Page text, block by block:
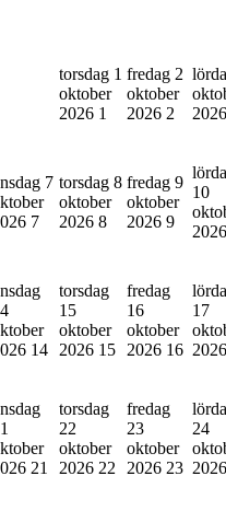
torsdag 1
oktober
2026 1
fredag 2
oktober
2026 2
2026
7
7
torsdag 8
oktober
2026 8
fredag 9
oktober
2026 9
10
2026
14
torsdag
15
oktober
2026 15
fredag
16
oktober
2026 16
17
2026
21
torsdag
22
oktober
2026 22
fredag
23
oktober
2026 23
24
2026